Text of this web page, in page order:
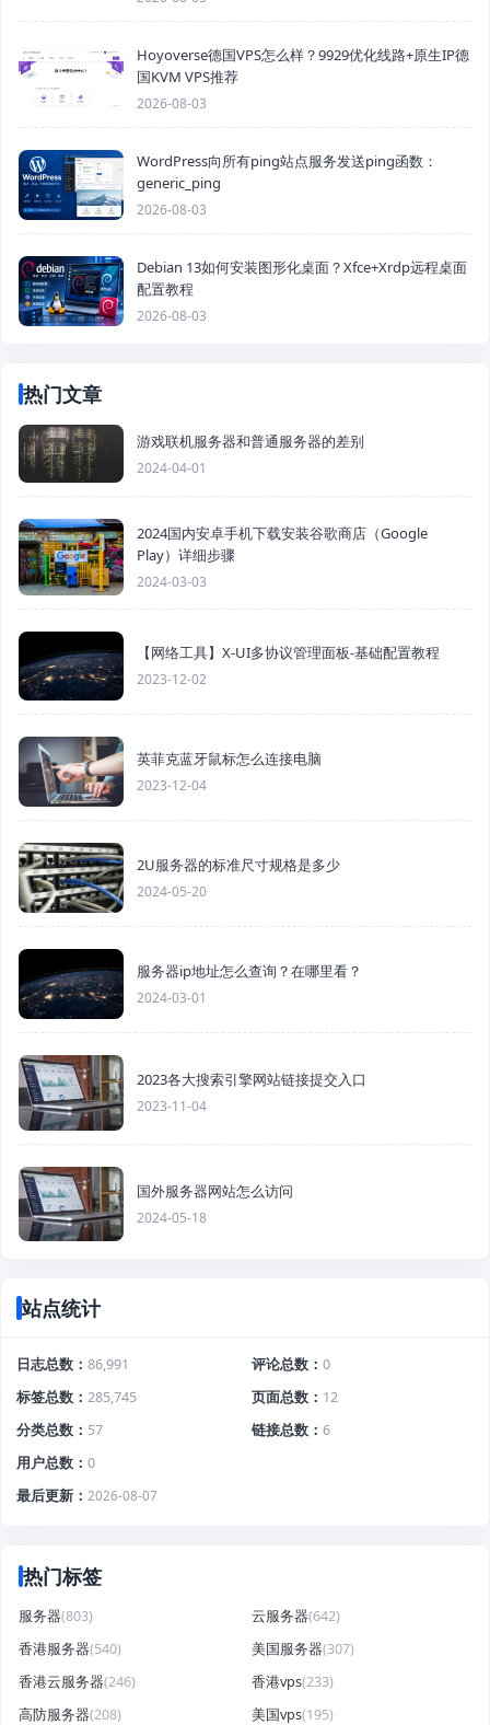
Hoyoverse德国VPS怎么样？9929优化线路+原生IP德
国KVM VPS推荐
2026-08-03
WordPress向所有ping站点服务发送ping函数：
generic_ping
2026-08-03
Debian 13如何安装图形化桌面？Xfce+Xrdp远程桌面
配置教程
2026-08-03
热门文章
游戏联机服务器和普通服务器的差别
2024-04-01
2024国内安卓手机下载安装谷歌商店（Google
Play）详细步骤
2024-03-03
【网络工具】X-UI多协议管理面板-基础配置教程
2023-12-02
英菲克蓝牙鼠标怎么连接电脑
2023-12-04
2U服务器的标准尺寸规格是多少
2024-05-20
服务器ip地址怎么查询？在哪里看？
2024-03-01
2023各大搜索引擎网站链接提交入口
2023-11-04
国外服务器网站怎么访问
2024-05-18
站点统计
日志总数 86,991 评论总数
0
标签总数
285,745 页面总数
12
分类总数
57 链接总数
6
用户总数
0
最后更新
2026-08-07
热门标签
服务器(803) 云服务器(642)
香港服务器(540) 美国服务器(307)
香港云服务器(246) 香港vps(233)
高防服务器(208) 美国vps(195)